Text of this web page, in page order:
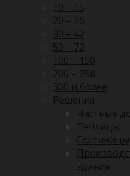
10 – 15
20 – 26
30 – 42
50 – 72
100 – 150
200 – 258
300 и более
Решения
Частные
Теплицы
Гостиницы
здания